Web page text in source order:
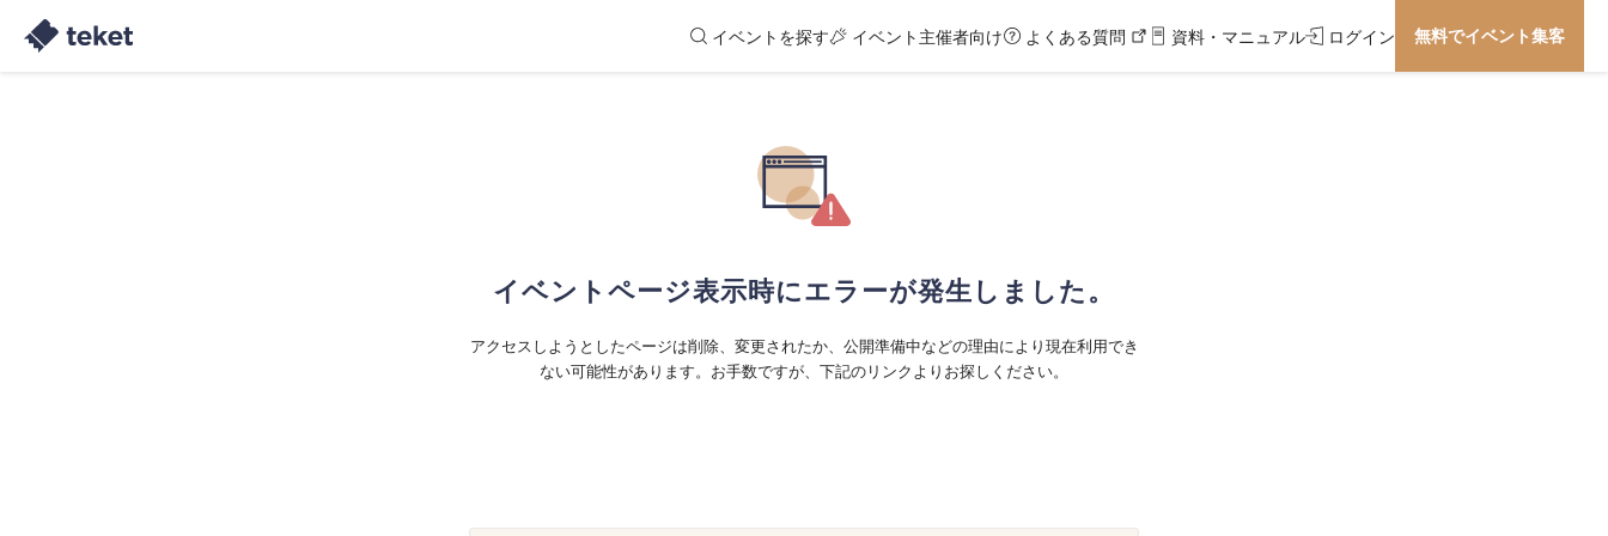
イベントを探す イベント主催者向け よくある質問 資料・マニュアル ログイン 無料でイベント集客
イベントページ表示時にエラーが発生しました。
アクセスしようとしたページは削除、変更されたか、公開準備中などの理由により現在利用でき
ない可能性があります。お手数ですが、下記のリンクよりお探しください。